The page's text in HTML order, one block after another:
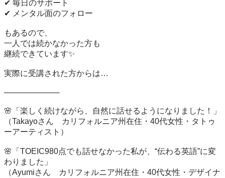
✔ 毎日のサポート
✔ メンタル面のフォロー
もあるので、
一人では続かなかった方も
継続できています✨
実際に受講された方からは…
──────────
🌸「楽しく続けながら、自然に話せるようになりました！」
（Takayoさん　カリフォルニア州在住・40代女性・タトゥ
ーアーティスト）
🌸「TOEIC980点でも話せなかった私が、“伝わる英語”に変
わりました」
（Ayumiさん　カリフォルニア州在住・40代女性・デザイナ